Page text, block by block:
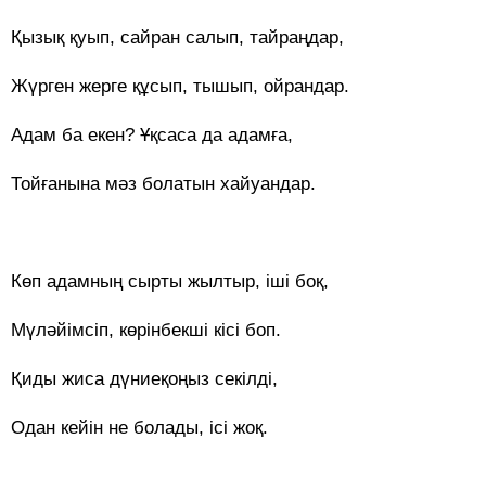
Қызық қуып, сайран салып, тайраңдар,
Жүрген жерге құсып, тышып, ойрандар.
Адам ба екен? Ұқсаса да адамға,
Тойғанына мәз болатын хайуандар.
Көп адамның сырты жылтыр, іші боқ,
Мүләйімсіп, көрінбекші кісі боп.
Қиды жиса дүниеқоңыз секілді,
Одан кейін не болады, ісі жоқ.